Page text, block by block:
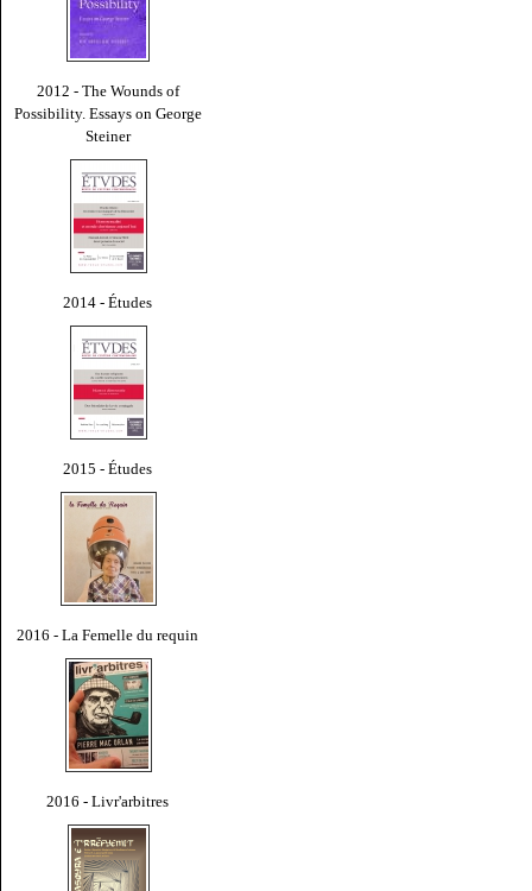
2012 - The Wounds of
Possibility. Essays on George
Steiner
2014 - Études
2015 - Études
2016 - La Femelle du requin
2016 - Livr'arbitres